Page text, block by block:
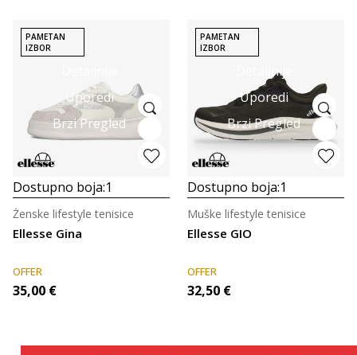
Uporedi
Brzi Pregled
PAMETAN
IZBOR
Dostupno boja:1
Ellesse Gina
Ženske lifestyle tenisice
OFFER
35,00 €
Detaljnije
Uporedi
Brzi Pregled
PAMETAN
IZBOR
Dostupno boja:1
Ellesse GIO
Muške lifestyle tenisice
OFFER
32,50 €